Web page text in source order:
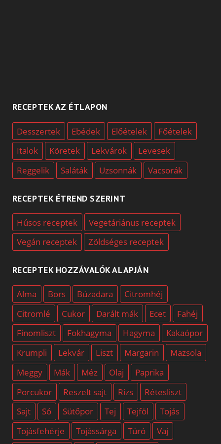
RECEPTEK AZ ÉTLAPON
Desszertek Ebédek Előételek
Főételek
Italok
Köretek Lekvárok
Levesek
Reggelik
Saláták Uzsonnák Vacsorák
RECEPTEK ÉTREND SZERINT
Húsos receptek
Vegetáriánus receptek
Vegán receptek
Zöldséges receptek
RECEPTEK HOZZÁVALÓK ALAPJÁN
Alma Bors Búzadara
Citromhéj
Citromlé
Cukor Darált mák Ecet
Fahéj
Finomliszt
Fokhagyma Hagyma
Kakaópor
Krumpli
Lekvár Liszt Margarin
Mazsola
Meggy
Mák Méz Olaj
Paprika
Porcukor
Reszelt sajt Rizs
Rétesliszt
Sajt
Só Sütőpor Tej Tejföl
Tojás
Tojásfehérje
Tojássárga Túró
Vaj